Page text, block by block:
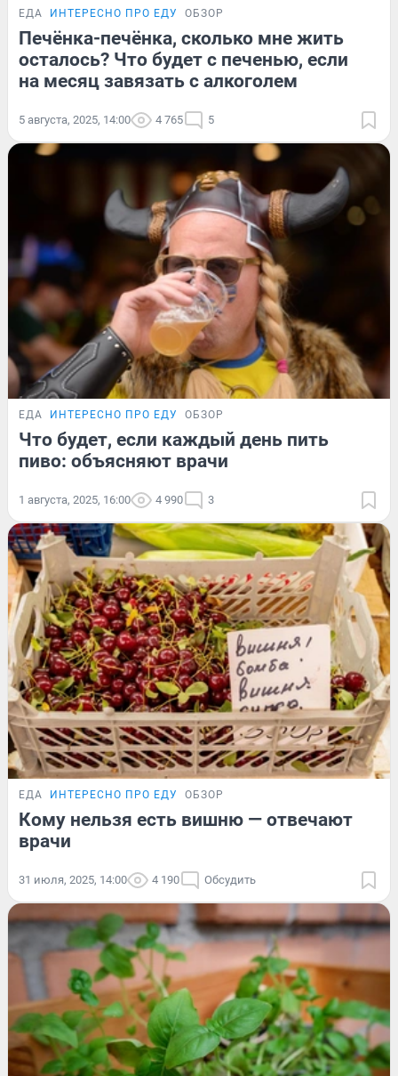
ЕДА ИНТЕРЕСНО ПРО ЕДУ ОБЗОР
Печёнка-печёнка, сколько мне жить
осталось? Что будет с печенью, если
на месяц завязать с алкоголем
5 августа, 2025, 14:00 4 765 5
ЕДА ИНТЕРЕСНО ПРО ЕДУ ОБЗОР
Что будет, если каждый день пить
пиво: объясняют врачи
1 августа, 2025, 16:00 4 990 3
ЕДА ИНТЕРЕСНО ПРО ЕДУ ОБЗОР
Кому нельзя есть вишню — отвечают
врачи
31 июля, 2025, 14:00 4 190 Обсудить